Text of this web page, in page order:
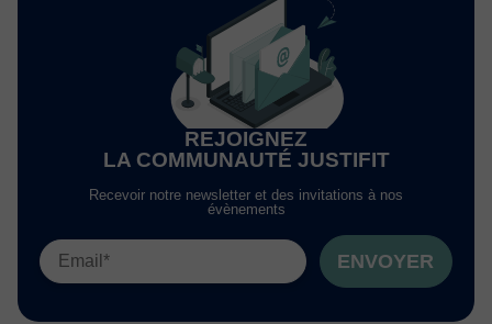
REJOIGNEZ
LA COMMUNAUTÉ JUSTIFIT
Recevoir notre newsletter et des invitations à nos
évènements
ENVOYER